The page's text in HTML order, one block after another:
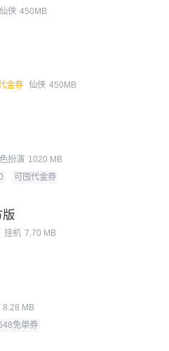
仙侠 450MB
金券 仙侠 450MB
扮演 1020 MB
可囤代金券
版
挂机 7.70 MB
8.28 MB
免单券